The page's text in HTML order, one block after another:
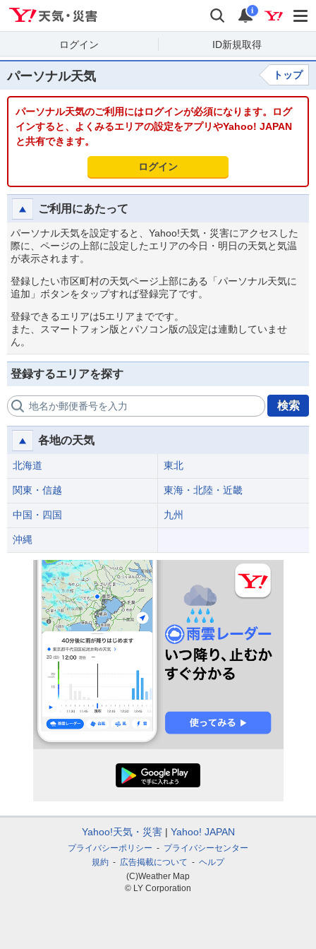
検索 通知
i
ログイン ID新規取得
パーソナル天気 トップ
パーソナル天気のご利用にはログインが必須になります。ログ
インすると、よくみるエリアの設定をアプリやYahoo! JAPAN
と共有できます。
ログイン
ご利用にあたって
パーソナル天気を設定すると、Yahoo!天気・災害にアクセスした
際に、ページの上部に設定したエリアの今日・明日の天気と気温
が表示されます。
登録したい市区町村の天気ページ上部にある「パーソナル天気に
追加」ボタンをタップすれば登録完了です。
登録できるエリアは5エリアまでです。
また、スマートフォン版とパソコン版の設定は連動していませ
ん。
登録するエリアを探す
地名か郵便番号を入力 検索
各地の天気
北海道 東北
関東・信越 東海・北陸・近畿
中国・四国 九州
沖縄
Yahoo!天気・災害 Yahoo! JAPAN
プライバシーポリシー
プライバシーセンター
規約
広告掲載について
ヘルプ
(C)Weather Map
© LY Corporation